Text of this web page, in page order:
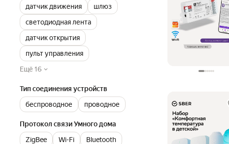
датчик движения
шлюз
светодиодная лента
датчик открытия
пульт управления
Ещё 16
Тип соединения устройств
беспроводное
проводное
Протокол связи Умного дома
ZigBee
Wi-Fi
Bluetooth